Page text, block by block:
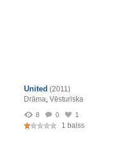
United (2011)
Drāma, Vēsturiska
8 0 1
1 balss